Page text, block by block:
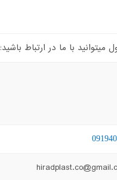
با ما در ارتباط باشید: